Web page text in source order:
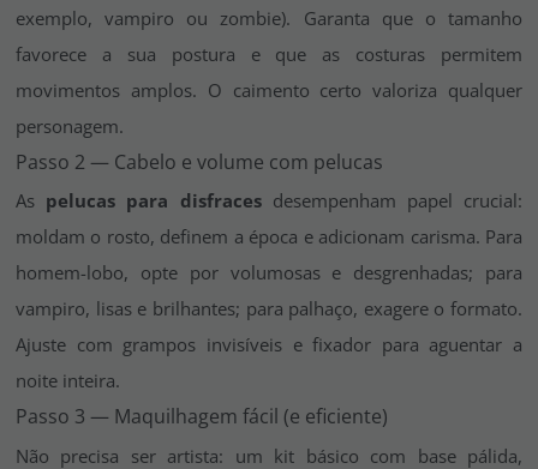
exemplo, vampiro ou zombie). Garanta que o tamanho
favorece a sua postura e que as costuras permitem
movimentos amplos. O caimento certo valoriza qualquer
personagem.
Passo 2 — Cabelo e volume com pelucas
As pelucas para disfracesdesempenham papel crucial:
moldam o rosto, definem a época e adicionam carisma. Para
homem-lobo, opte por volumosas e desgrenhadas; para
vampiro, lisas e brilhantes; para palhaço, exagere o formato.
Ajuste com grampos invisíveis e fixador para aguentar a
noite inteira.
Passo 3 — Maquilhagem fácil (e eficiente)
Não precisa ser artista: um kit básico com base pálida,